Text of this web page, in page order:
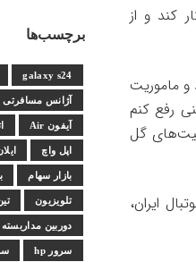
کند و از
و ماموریت
رفع کنم
گل
ایران،
برچسب‌ها
galaxy s24
آژانس مسافرتی
آیفون Air
اپل واچ
بازار سهام
تلویزیون
دوربین مداربسته
سرور hp